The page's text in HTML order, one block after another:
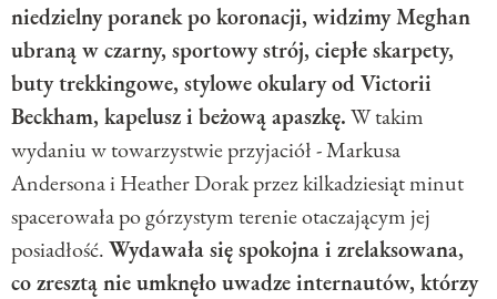
niedzielny poranek po koronacji, widzimy Meghan
ubraną w czarny, sportowy strój, ciepłe skarpety,
buty trekkingowe, stylowe okulary od Victorii
Beckham, kapelusz i beżową apaszkę.W takim
wydaniu w towarzystwie przyjaciół - Markusa
Andersona i Heather Dorak przez kilkadziesiąt minut
spacerowała po górzystym terenie otaczającym jej
posiadłość.Wydawała się spokojna i zrelaksowana,
co zresztą nie umknęło uwadze internautów, którzy